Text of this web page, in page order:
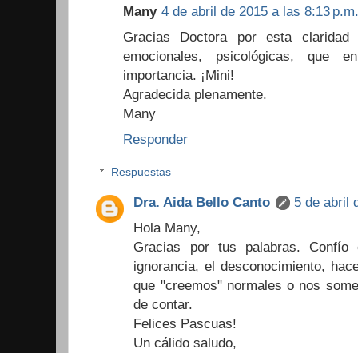
Many 4 de abril de 2015 a las 8:13 p.m.
Gracias Doctora por esta
emocionales, psicológicas, que
importancia. ¡Mini!
Agradecida plenamente.
Many
Responder
Respuestas
Dra. Aida Bello Canto
5 de abril
Hola Many,
Gracias por tus palabras.
ignorancia, el desconocimiento,
que "creemos" normales o nos
de contar.
Felices Pascuas!
Un cálido saludo,